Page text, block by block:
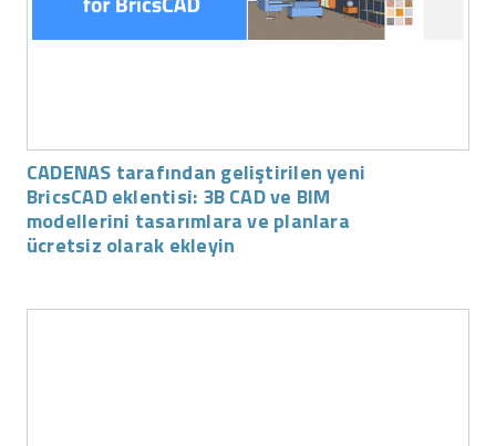
CADENAS tarafından geliştirilen yeni
BricsCAD eklentisi: 3B CAD ve BIM
modellerini tasarımlara ve planlara
ücretsiz olarak ekleyin